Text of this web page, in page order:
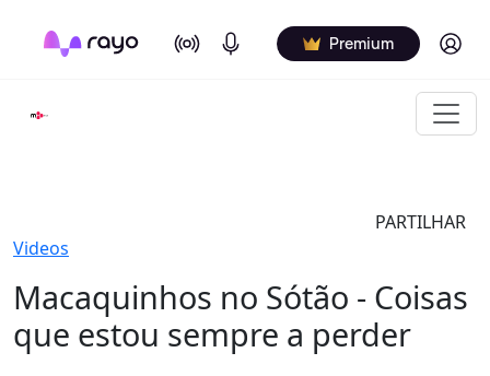
On Air Podcasts Premium Log in
PARTILHAR
Videos
Macaquinhos no Sótão - Coisas
que estou sempre a perder